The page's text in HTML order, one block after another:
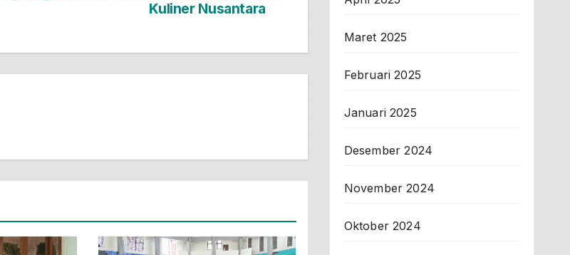
Kuliner Nusantara
Maret 2025
Februari 2025
Januari 2025
Desember 2024
November 2024
Oktober 2024